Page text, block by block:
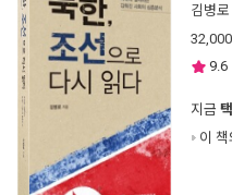
김병로
32,000
9.6
지금
이